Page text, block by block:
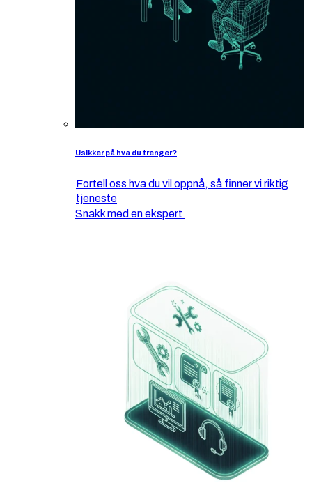
Usikker på hva du trenger?
Fortell oss hva du vil oppnå, så finner vi riktig
tjeneste
Snakk med en ekspert